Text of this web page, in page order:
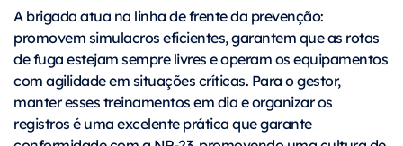
A brigada atua na linha de frente da prevenção:
promovem simulacros eficientes, garantem que as rotas
de fuga estejam sempre livres e operam os equipamentos
com agilidade em situações críticas. Para o gestor,
manter esses treinamentos em dia e organizar os
registros é uma excelente prática que garante